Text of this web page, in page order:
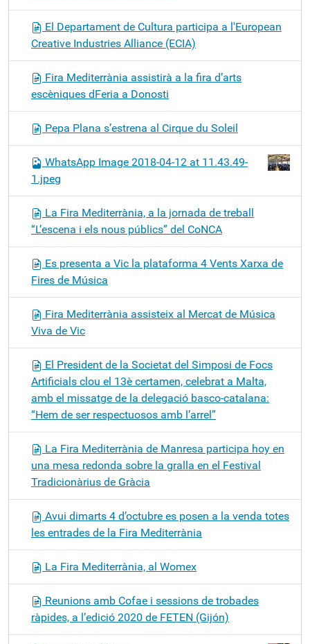
El Departament de Cultura participa a l'European
Creative Industries Alliance (ECIA)
Fira Mediterrània assistirà a la fira d’arts
escèniques dFeria a Donosti
Pepa Plana s’estrena al Cirque du Soleil
WhatsApp Image 2018-04-12 at 11.43.49-
1.jpeg
La Fira Mediterrània, a la jornada de treball
“L’escena i els nous públics” del CoNCA
Es presenta a Vic la plataforma 4 Vents Xarxa de
Fires de Música
Fira Mediterrània assisteix al Mercat de Música
Viva de Vic
El President de la Societat del Simposi de Focs
Artificials clou el 13è certamen, celebrat a Malta,
amb el missatge de la delegació basco-catalana:
“Hem de ser respectuosos amb l’arrel”
La Fira Mediterrània de Manresa participa hoy en
una mesa redonda sobre la gralla en el Festival
Tradicionàrius de Gràcia
Avui dimarts 4 d’octubre es posen a la venda totes
les entrades de la Fira Mediterrània
La Fira Mediterrània, al Womex
Reunions amb Cofae i sessions de trobades
ràpides, a l’edició 2020 de FETEN (Gijón)